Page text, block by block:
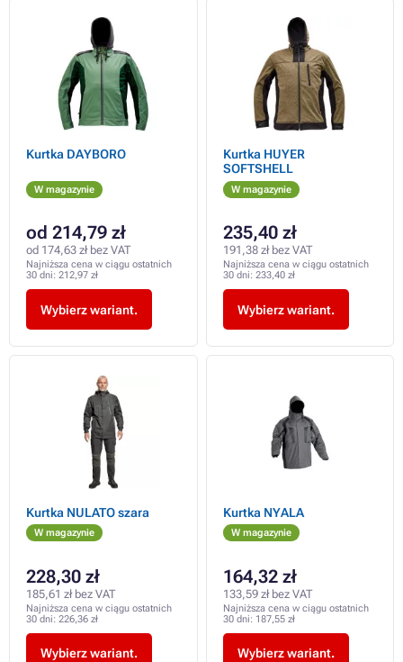
Kurtka DAYBORO
W magazynie
od 214,79 zł
od 174,63 zł bez VAT
Najniższa cena w ciągu ostatnich
30 dni: 212,97 zł
Wybierz wariant.
Kurtka HUYER
SOFTSHELL
W magazynie
235,40 zł
191,38 zł bez VAT
Najniższa cena w ciągu ostatnich
30 dni: 233,40 zł
Wybierz wariant.
Kurtka NULATO szara
W magazynie
228,30 zł
185,61 zł bez VAT
Najniższa cena w ciągu ostatnich
30 dni: 226,36 zł
Wybierz wariant.
Kurtka NYALA
W magazynie
164,32 zł
133,59 zł bez VAT
Najniższa cena w ciągu ostatnich
30 dni: 187,55 zł
Wybierz wariant.